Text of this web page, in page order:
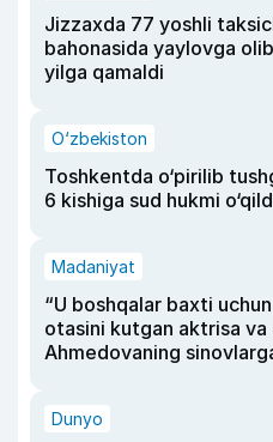
Jizzaxda 77 yoshli
bahonasida yaylovga
yilga qamaldi
O‘zbekiston
Toshkentda o‘pirilib
6 kishiga sud hukmi
Madaniyat
“U boshqalar baxti
otasini kutgan aktrisa va
Ahmedovaning
Dunyo